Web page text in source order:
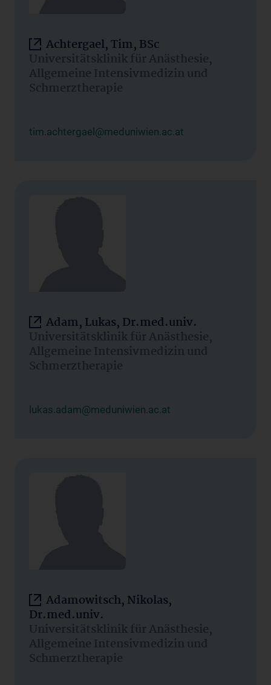
Achtergael, Tim, BSc
Universitätsklinik für Anästhesie,
Allgemeine Intensivmedizin und
Schmerztherapie
tim.achtergael@meduniwien.ac.at
Adam, Lukas, Dr.med.univ.
Universitätsklinik für Anästhesie,
Allgemeine Intensivmedizin und
Schmerztherapie
lukas.adam@meduniwien.ac.at
Adamowitsch, Nikolas,
Dr.med.univ.
Universitätsklinik für Anästhesie,
Allgemeine Intensivmedizin und
Schmerztherapie